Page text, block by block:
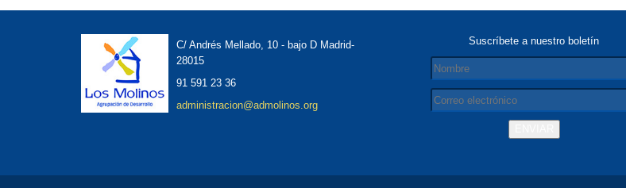
C/ Andrés Mellado, 10 - bajo D Madrid-
28015
91 591 23 36
administracion@admolinos.org
Suscríbete a nuestro boletín